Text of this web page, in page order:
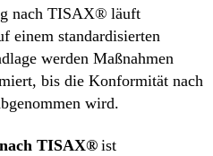
nach TISAX® läuft
einem standardisierten
werden Maßnahmen
bis die Konformität nach
wird.
nach TISAX® ist